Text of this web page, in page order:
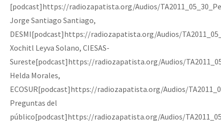
Niñxs
ETIQUETAS
MULTIMEDIA
Fotorreportaje
Video
“Sonhando a Terra do Bem Virá” se publica no Estado Espanhol
Se o México sabe, que o mundo saiba! Nossas lutas pela
[25 abr – CDMX] Tokín por el CNI: 30 años de Resistencia y
[podcast]https://radiozapatista.org/Audios/
Jorge Santiago Santiago,
DESMI[podcast]https://radiozapatista.org/Audios/
Xochitl Leyva Solano, CIESAS-
Sureste[podcast]https://radiozapatista.org/Audios/
Helda Morales,
ECOSUR[podcast]https://radiozapatista.org/Audios/
Preguntas del
público[podcast]https://radiozapatista.org/Audios/